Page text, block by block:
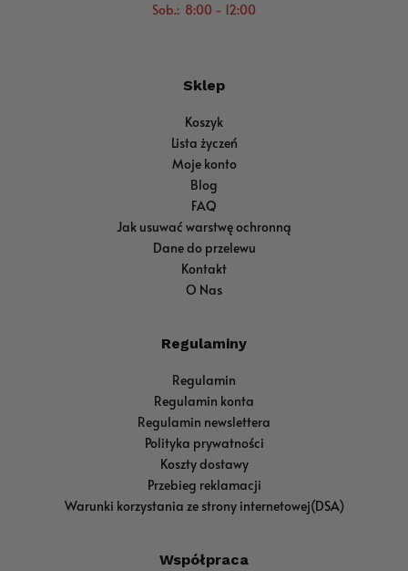
Sob.: 8:00 - 12:00
Sklep
Koszyk
Lista życzeń
Moje konto
Blog
FAQ
Jak usuwać warstwę ochronną
Dane do przelewu
Kontakt
O Nas
Regulaminy
Regulamin
Regulamin konta
Regulamin newslettera
Polityka prywatności
Koszty dostawy
Przebieg reklamacji
Warunki korzystania ze strony internetowej(DSA)
Współpraca